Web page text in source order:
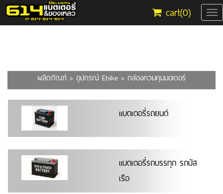
cart(0)
ผลิตภัณฑ์ > อุปกรณ์ Ebike > กล่องควมคุมมอเตอร์
แบตเตอรี่รถยนต์
แบตเตอรี่รถบรรทุก รถบัส
เรือ